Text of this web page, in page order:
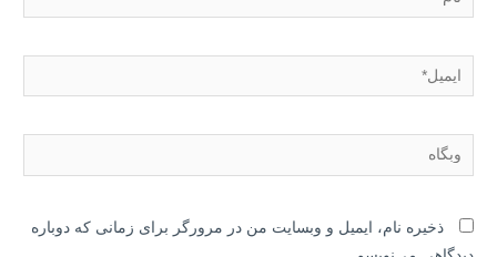
ایمیل*
وبگاه
ذخیره نام، ایمیل و وبسایت من در مرورگر برای زمانی که دوباره